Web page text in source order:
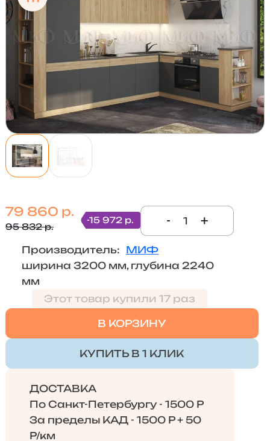
79 860 р.
95 832 р.
-15 972 р. - +
Производитель: МИФ
ширина 3200 мм, глубина 2240
мм
Этот товар купили 17 раз
В КОРЗИНУ
КУПИТЬ В 1 КЛИК
ДОСТАВКА
По Санкт-Петербургу - 1500 Р
За пределы КАД - 1500 Р + 50
Р/км